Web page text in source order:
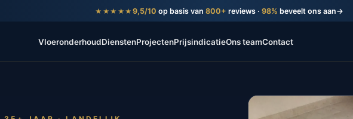
★★★★★ 9,5/10 op basis van 800+ reviews · 98% beveelt ons aan→
VloeronderhoudDienstenProjectenPrijsindicatieOns teamContact